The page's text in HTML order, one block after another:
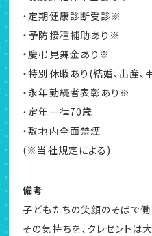
・定期健康診断受診※
・予防接種補助あり※
・慶弔見舞金あり※
・特別休暇あり(結婚、出産
・永年勤続者表彰あり※
・定年一律70歳
・敷地内全面禁煙
(※当社規定による)
備考
子どもたちの笑顔のそばで
その気持ちを、クレセントは